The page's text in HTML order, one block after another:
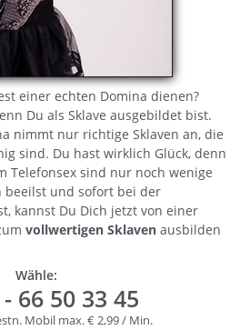
einer echten Domina dienen?
Du als Sklave ausgebildet bist.
nimmt nur richtige Sklaven an, die
sind. Du hast wirklich Glück, denn
Telefonsex sind nur noch wenige
beeilst und sofort bei der
kannst Du Dich jetzt von einer
vollwertigen Sklaven ausbilden
Wähle:
- 66 50 33 45
Mobil max. € 2,99 / Min.